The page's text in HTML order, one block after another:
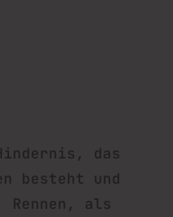
das
besteht und
Rennen, als